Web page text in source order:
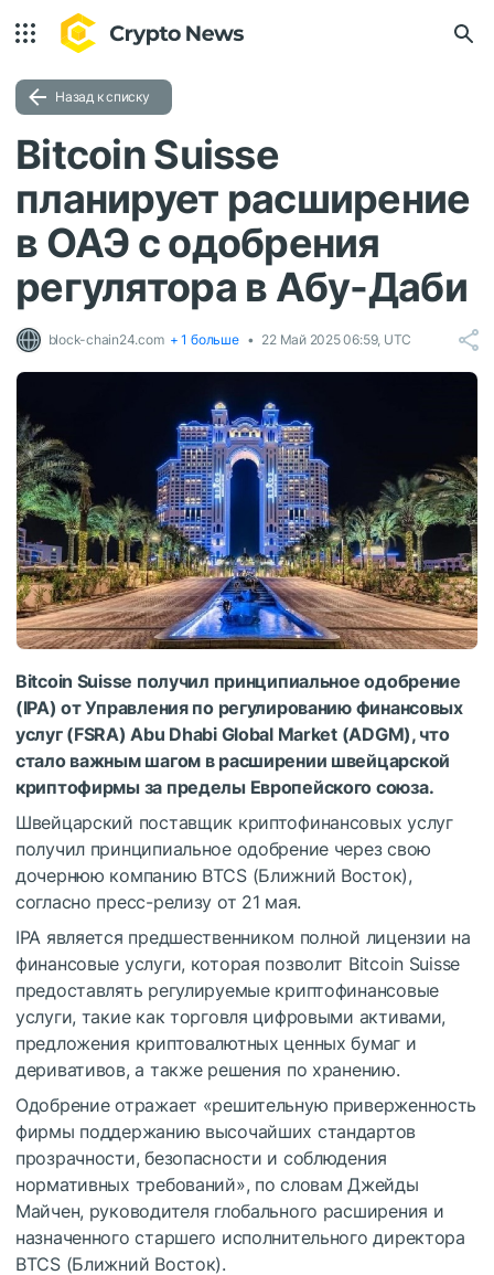
Назад к списку
Bitcoin Suisse
планирует расширение
в ОАЭ с одобрения
регулятора в Абу-Даби
block-chain24.com + 1 больше 22 Май 2025 06:59, UTC
Bitcoin Suisse получил принципиальное одобрение
(IPA) от Управления по регулированию финансовых
услуг (FSRA) Abu Dhabi Global Market (ADGM), что
стало важным шагом в расширении швейцарской
криптофирмы за пределы Европейского союза.
Швейцарский поставщик криптофинансовых услуг
получил принципиальное одобрение через свою
дочернюю компанию BTCS (Ближний Восток),
согласно пресс-релизу от 21 мая.
IPA является предшественником полной лицензии на
финансовые услуги, которая позволит Bitcoin Suisse
предоставлять регулируемые криптофинансовые
услуги, такие как торговля цифровыми активами,
предложения криптовалютных ценных бумаг и
деривативов, а также решения по хранению.
Одобрение отражает «решительную приверженность
фирмы поддержанию высочайших стандартов
прозрачности, безопасности и соблюдения
нормативных требований», по словам Джейды
Майчен, руководителя глобального расширения и
назначенного старшего исполнительного директора
BTCS (Ближний Восток).